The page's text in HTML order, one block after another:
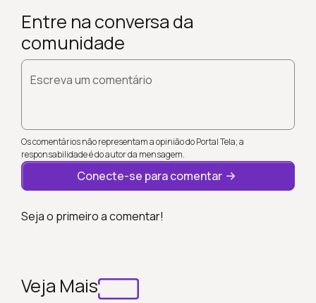
Entre na conversa da
comunidade
Escreva um comentário
Os comentários não representam a opinião do Portal Tela; a
responsabilidade é do autor da mensagem.
Conecte-se para comentar
Seja o primeiro a comentar!
Veja Mais